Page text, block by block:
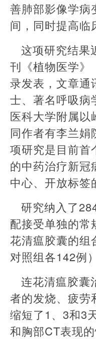
善肺部影像学病
间，同时提高临
这项研究结果
刊《植物医学
录发表，文章通
士、著名呼吸病
医科大学附属以
同作者有李兰娟
项研究是目前首
的中药治疗新冠
中心、开放标签
研究纳入了
配接受单独的常
花清瘟胶囊的组
对照组各142例）
连花清瘟胶囊
者的发烧、疲劳
缩短了1、3和3
和胸部CT表现